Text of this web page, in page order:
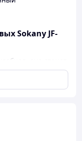
Sokany JF-
она станет
кухне.